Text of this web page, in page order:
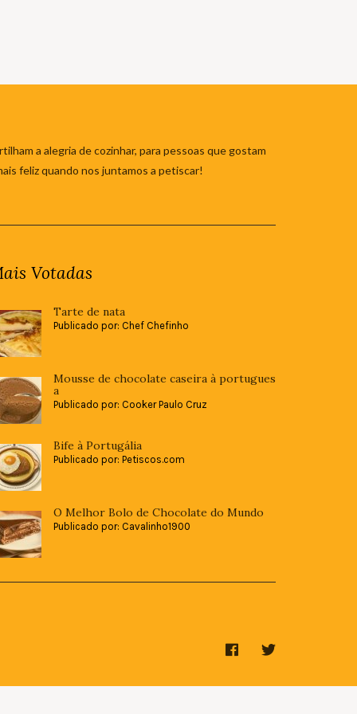
a alegria de cozinhar, para pessoas que gostam
feliz quando nos juntamos a petiscar!
Votadas
Tarte de nata
Publicado por: Chef Chefinho
Mousse de chocolate caseira à portugues
a
Publicado por: Cooker Paulo Cruz
Bife à Portugália
Publicado por: Petiscos.com
O Melhor Bolo de Chocolate do Mundo
Publicado por: Cavalinho1900